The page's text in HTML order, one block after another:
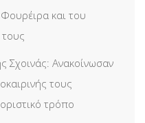
και του
Σχοινάς: Ανακοίνωσαν
τους
τρόπο